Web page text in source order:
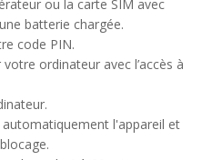
ou la carte SIM avec
batterie chargée.
code PIN.
ordinateur avec l’accès à
l'appareil et